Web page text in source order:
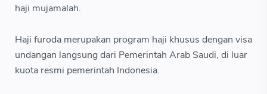
haji mujamalah.
Haji furoda merupakan program haji khusus dengan visa
undangan langsung dari Pemerintah Arab Saudi, di luar
kuota resmi pemerintah Indonesia.